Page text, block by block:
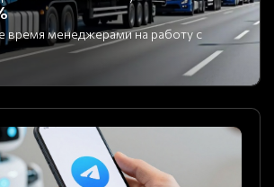
время менеджерами на работу с